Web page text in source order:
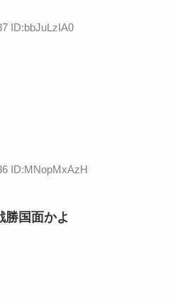
ID:bbJuLzIA0
ID:MNopMxAzH
勝国面かよ